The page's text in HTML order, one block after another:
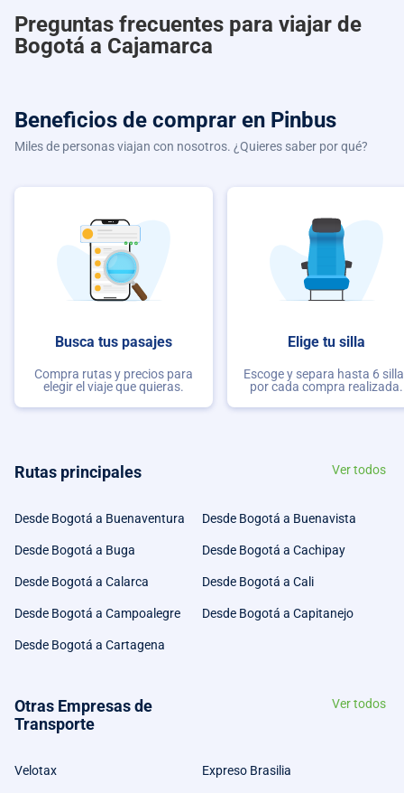
Preguntas frecuentes para viajar de
Bogotá a Cajamarca
Beneficios de comprar en Pinbus
Miles de personas viajan con nosotros. ¿Quieres saber por qué?
Busca tus pasajes
Compra rutas y precios para
elegir el viaje que quieras.
Elige tu silla
Escoge y separa hasta 6
por cada compra realizada.
Rutas principales Ver todos
Desde Bogotá a Buenaventura Desde Bogotá a Buenavista
Desde Bogotá a Buga Desde Bogotá a Cachipay
Desde Bogotá a Calarca Desde Bogotá a Cali
Desde Bogotá a Campoalegre Desde Bogotá a Capitanejo
Desde Bogotá a Cartagena
Otras Empresas de
Transporte
Ver todos
Velotax Expreso Brasilia